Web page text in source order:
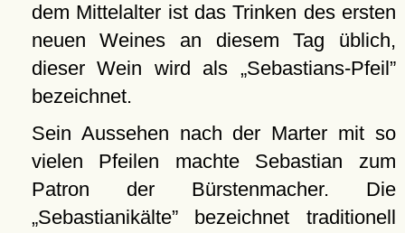
dem Mittelalter ist das Trinken des ersten
neuen Weines an diesem Tag üblich,
dieser Wein wird als
Sebastians-Pfeil
bezeichnet.
Sein Aussehen nach der Marter mit so
vielen Pfeilen machte Sebastian zum
Patron der Bürstenmacher. Die
Sebastianikälte bezeichnet traditionell